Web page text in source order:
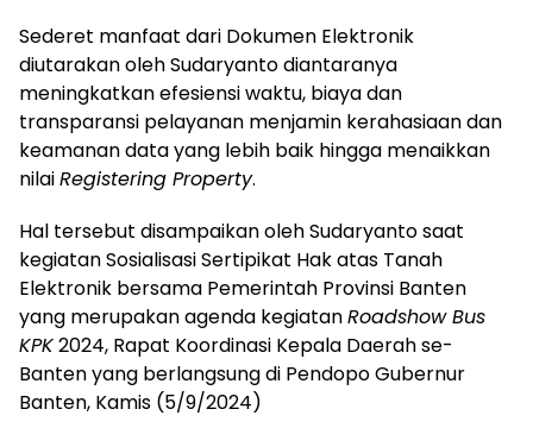
Sederet manfaat dari Dokumen Elektronik
diutarakan oleh Sudaryanto diantaranya
meningkatkan efesiensi waktu, biaya dan
transparansi pelayanan menjamin kerahasiaan dan
keamanan data yang lebih baik hingga menaikkan
nilaiRegistering Property.
Hal tersebut disampaikan oleh Sudaryanto saat
kegiatan Sosialisasi Sertipikat Hak atas Tanah
Elektronik bersama Pemerintah Provinsi Banten
yang merupakan agenda kegiatanRoadshow Bus
KPK2024, Rapat Koordinasi Kepala Daerah se-
Banten yang berlangsung di Pendopo Gubernur
Banten, Kamis (5/9/2024)